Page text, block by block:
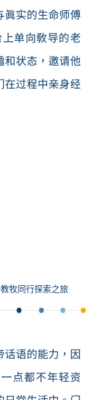
真实的生命师傅
单向教导的老
和状态，邀请他
在过程中亲身经
牧同行探索之旅
话语的能力，因
点都不年轻资